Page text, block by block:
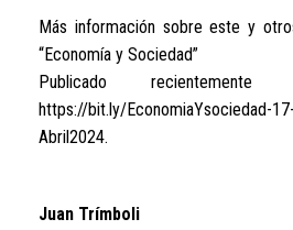
Más información sobre este y
“Economía y Sociedad”
Publicado
https://bit.ly/EconomiaYsociedad-17-
Abril2024.
Juan Trímboli